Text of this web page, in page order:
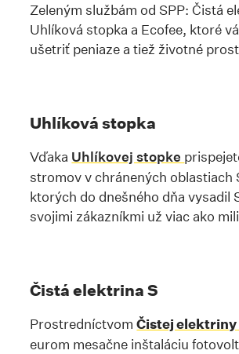
Zeleným službám od SPP: Čistá
Uhlíková stopka a Ecofee, ktoré
ušetriť peniaze a tiež životné
Uhlíková stopka
Vďaka Uhlíkovej stopke
stromov v chránených oblastiach
ktorých do dnešného dňa vysadil
svojimi zákazníkmi už viac ako
Čistá elektrina S
ProstredníctvomČistej elektriny
eurom mesačne inštaláciu